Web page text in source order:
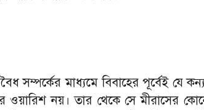
সম্পর্কের মাধ্যমে বিবাহের পূর্বেই যে
ওয়ারিশ নয়। তার থেকে সে মীরাসের